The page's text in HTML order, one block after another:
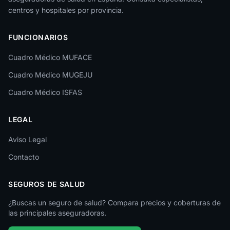
La Rioja
León
Lleida
Lugo
Málaga
Melilla
Murcia
Palencia
centros y hospitales por provincia.
FUNCIONARIOS
Cuadro Médico MUFACE
Cuadro Médico MUGEJU
Cuadro Médico ISFAS
LEGAL
Aviso Legal
Contacto
SEGUROS DE SALUD
¿Buscas un seguro de salud? Compara precios y coberturas de
las principales aseguradoras.